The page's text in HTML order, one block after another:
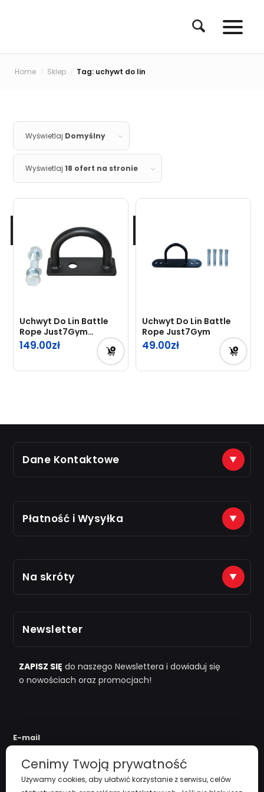
Home / Sklep / Tag: uchywt do lin
Wyświetlaj Domyślny
Wyświetlaj18 ofert na stronie
Uchwyt Do Lin Battle
Rope Just7Gym
Professional 1.0
149.00
Uchwyt Do Lin Battle
Rope Just7Gym
49.00
Dane Kontaktowe
(+48) 888 561 463
na e-maile odpisujemy od 8.00 do 16.00
Płatność i Wysyłka
Just7Gym
i "przy zamówieniu powyżej 1000zł
Na skróty
Zarejestruj się
Regulamin
Newsletter
ZAPISZ SIĘ do naszego Newslettera i dowiaduj się
o nowościach oraz promocjach!
E-mail
Cenimy Twoją prywatność
Używamy cookies, aby ułatwić korzystanie z serwisu, celów